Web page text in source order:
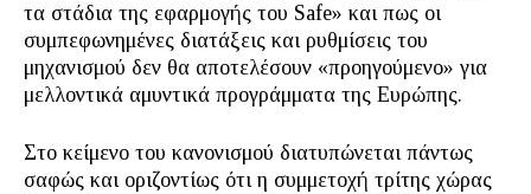
τα στάδια της εφαρμογής του Safe» και πως οι
συμπεφωνημένες διατάξεις και ρυθμίσεις του
μηχανισμού δεν θα αποτελέσουν «προηγούμενο» για
μελλοντικά αμυντικά προγράμματα της Ευρώπης.
Στο κείμενο του κανονισμού διατυπώνεται πάντως
σαφώς και οριζοντίως ότι η συμμετοχή τρίτης χώρας